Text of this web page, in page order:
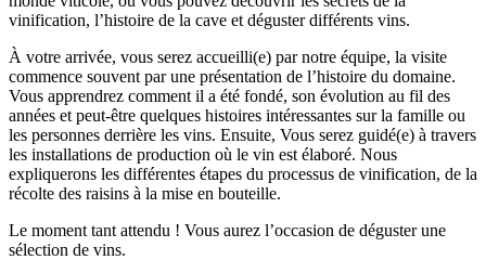
vinification, l’histoire de la cave et déguster différents vins.
À votre arrivée, vous serez accueilli(e) par notre équipe, la visite
commence souvent par une présentation de l’histoire du domaine.
Vous apprendrez comment il a été fondé, son évolution au fil des
années et peut-être quelques histoires intéressantes sur la famille ou
les personnes derrière les vins. Ensuite, Vous serez guidé(e) à travers
les installations de production où le vin est élaboré. Nous
expliquerons les différentes étapes du processus de vinification, de la
récolte des raisins à la mise en bouteille.
Le moment tant attendu ! Vous aurez l’occasion de déguster une
sélection de vins.